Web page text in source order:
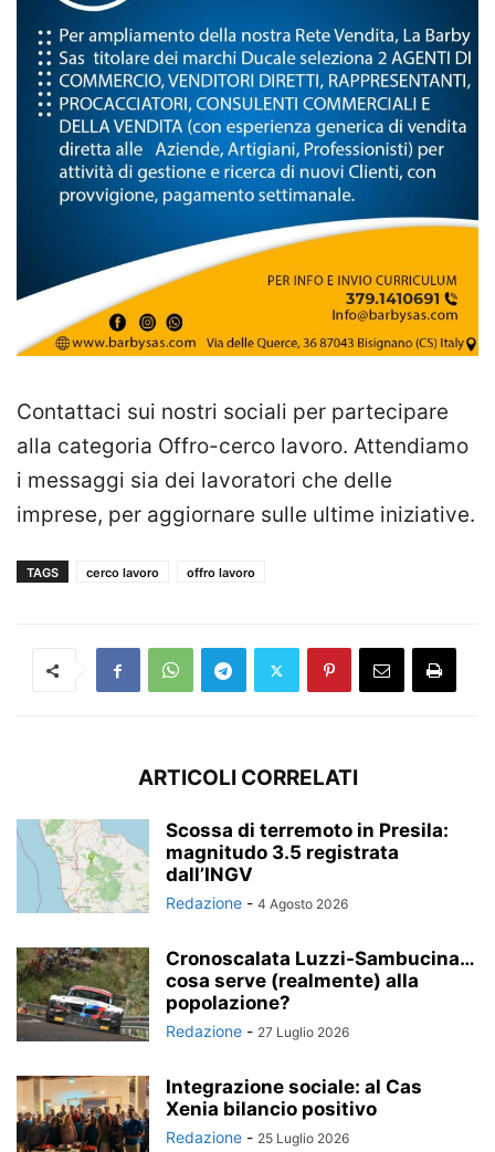
Contattaci sui nostri sociali per partecipare
alla categoria Offro-cerco lavoro. Attendiamo
i messaggi sia dei lavoratori che delle
imprese, per aggiornare sulle ultime iniziative.
TAGS cerco lavoro offro lavoro
ARTICOLI CORRELATI
Scossa di terremoto in Presila:
magnitudo 3.5 registrata
dall’INGV
Redazione - 4 Agosto 2026
Cronoscalata Luzzi-Sambucina…
cosa serve (realmente) alla
popolazione?
Redazione - 27 Luglio 2026
Integrazione sociale: al Cas
Xenia bilancio positivo
Redazione - 25 Luglio 2026